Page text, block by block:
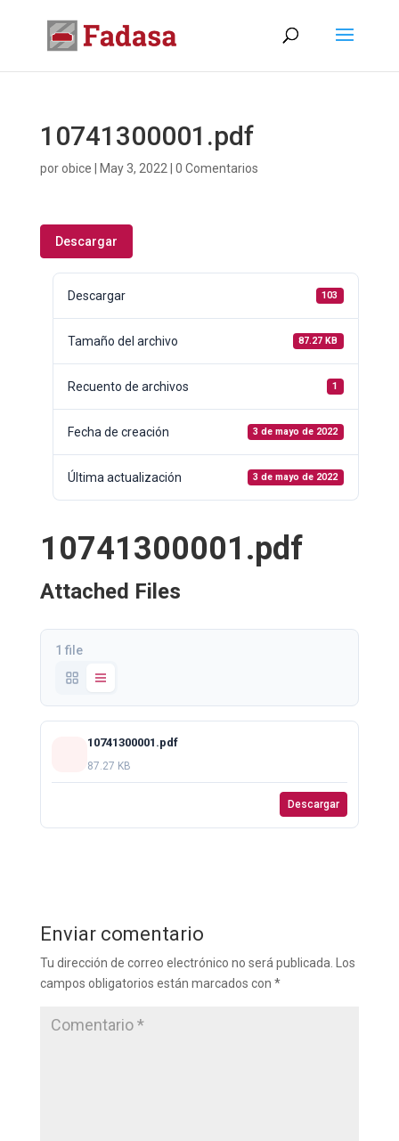
10741300001.pdf
porobice May 3, 2022 0 Comentarios
Descargar
Descargar 103
Tamaño del archivo 87.27 KB
Recuento de archivos 1
Fecha de creación 3 de mayo de 2022
Última actualización 3 de mayo de 2022
10741300001.pdf
Attached Files
1 file
10741300001.pdf
87.27 KB
Descargar
Enviar comentario
Tu dirección de correo electrónico no será publicada.
Los
campos obligatorios están marcados con *